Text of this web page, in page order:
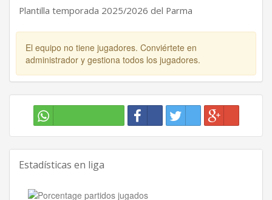
Plantilla temporada 2025/2026 del Parma
El equipo no tiene jugadores. Conviértete en
administrador y gestiona todos los jugadores.
Estadísticas en liga